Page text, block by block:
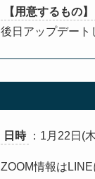
【用意するもの】
後日アップデート
日時 ：1月22日(
ZOOM情報は